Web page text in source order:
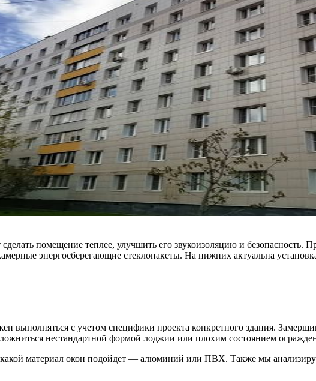
помещение теплее, улучшить его звукоизоляцию и
энергосберегающие стеклопакеты. На нижних актуальна
выполняться с учетом специфики проекта конкретного здания.
нестандартной формой лоджии или плохим состоянием
материал окон подойдет — алюминий или ПВХ. Также мы